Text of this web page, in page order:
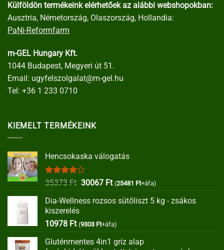
Külföldön termékeink elérhetőek az alábbi webshopokban:
Ausztria, Németország, Olaszország, Hollandia:
PaNi-Reformfarm
m-GEL Hungary Kft.
1044 Budapest, Megyeri út 51.
Email: ugyfelszolgalat@m-gel.hu
Tel: +36 1 233 0710
KIEMELT TERMÉKEINK
Hencsokaska válogatás
Értékelés:
35373Ft Original
was:
30067 FtCurrent
is:
(25481 Ft+áfa)
Dia-Wellness rozsos sütőliszt 5 kg - zsákos
kiszerelés
10978 Ft (9303 Ft+áfa)
Gluténmentes 4in1 gríz alap